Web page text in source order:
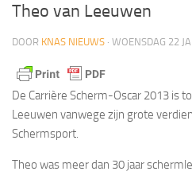
Theo van Leeuwen
DOOR KNAS NIEUWS · WOENSDAG 22
De Carrière Scherm-Oscar 2013 is
Leeuwen vanwege zijn grote
Schermsport.
Theo was meer dan 30 jaar